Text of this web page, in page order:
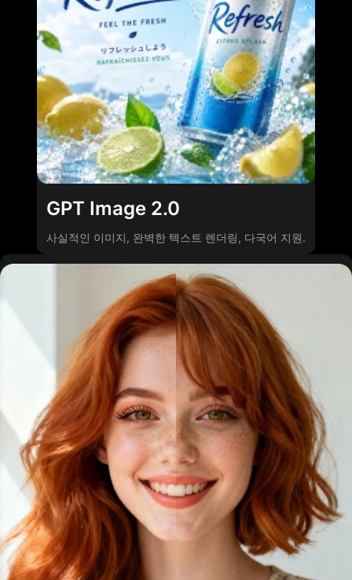
GPT Image 2.0
사실적인 이미지, 완벽한 텍스트 렌더링, 다국어 지원.